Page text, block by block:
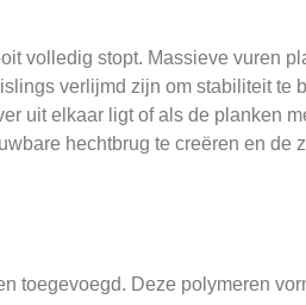
volledig stopt. Massieve vuren
verlijmd zijn om stabiliteit te
uit elkaar ligt of als de planken
hechtbrug te creëren en de
toegevoegd. Deze polymeren